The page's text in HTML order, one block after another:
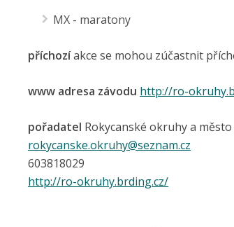
MX - maratony
příchozíakce se mohou zúčastnit
www adresa závodu http://ro-
pořadatel Rokycanské okruhy a
rokycanske.okruhy@seznam.cz
603818029
http://ro-okruhy.brding.cz/